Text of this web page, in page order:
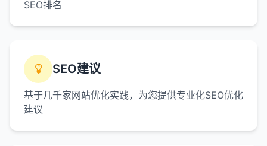
SEO排名
SEO建议
基于几千家网站优化实践，为您提供专业化SEO优化
建议